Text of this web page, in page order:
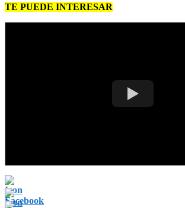
TE PUEDE INTERESAR